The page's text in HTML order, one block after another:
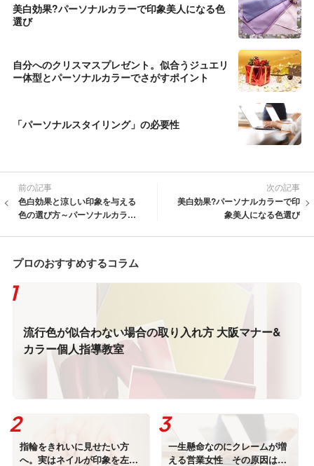
美白効果?パーソナルカラーで印象美人になる色
選び
自分へのクリスマスプレゼント。似合うジュエリ
ー体型とパーソナルカラーでさがすポイント
「パーソナルスタイリング」の必要性
前の記事
色白効果と涼しい印象を与える
色の選び方～パーソナルカラー
次の記事
美白効果?パーソナルカラーで印
象美人になる色選び
プロのおすすめするコラム
流行色が似合わない場合の取り入れ方 大阪マナー&
カラー個人指導教室
指輪をきれいに見せたい方
へ。実はネイルが印象を左右
一生懸命なのにクレームが増
える営業女性 その原因は